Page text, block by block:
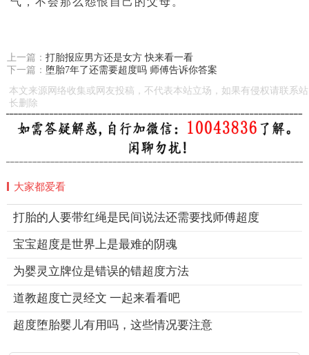
上一篇： 打胎报应男方还是女方 快来看一看
下一篇： 堕胎7年了还需要超度吗 师傅告诉你答案
本文来源网络收集或网友投稿，不代表本站立场，如果有侵权请联系站
长删除
大家都爱看
打胎的人要带红绳是民间说法还需要找师傅超度
宝宝超度是世界上是最难的阴魂
为婴灵立牌位是错误的错超度方法
道教超度亡灵经文 一起来看看吧
超度堕胎婴儿有用吗，这些情况要注意